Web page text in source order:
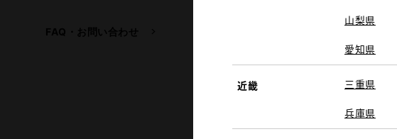
山梨県
愛知県
近畿 三重県
兵庫県
FAQ・お問い合わせ
トヨタイムズ